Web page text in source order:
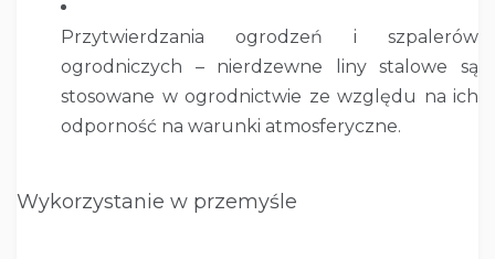
Przytwierdzania ogrodzeń i szpalerów
ogrodniczych – nierdzewne liny stalowe są
stosowane w ogrodnictwie ze względu na ich
odporność na warunki atmosferyczne.
Wykorzystanie w przemyśle